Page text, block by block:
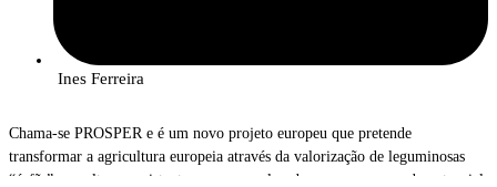
Ines Ferreira
Chama-se PROSPER e é um novo projeto europeu que pretende
transformar a agricultura europeia através da valorização de leguminosas
“órfãs” — culturas resistentes, pouco exploradas, mas com grande potencial